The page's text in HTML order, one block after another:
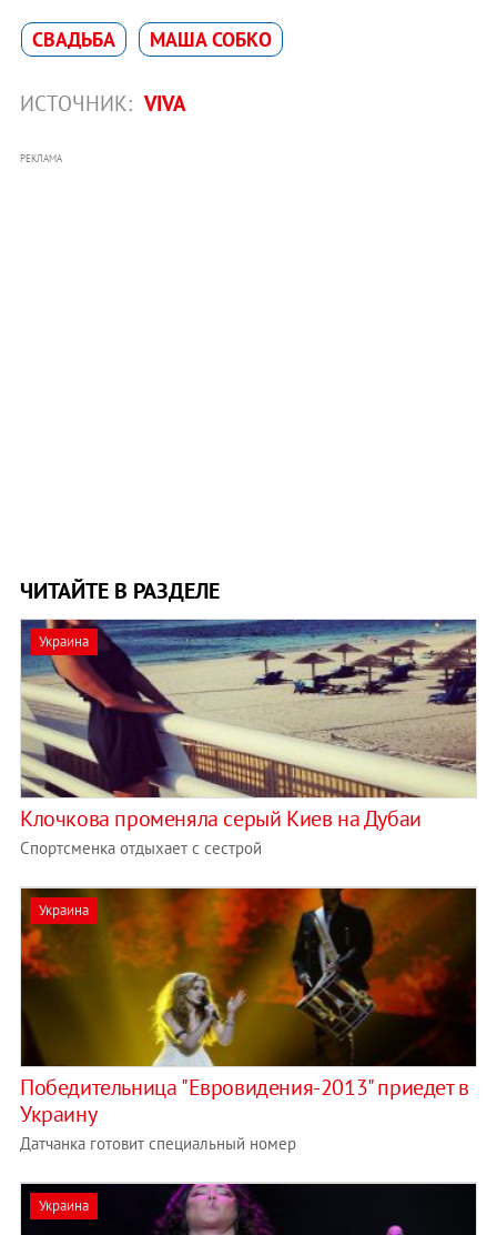
СВАДЬБА МАША СОБКО
ИСТОЧНИК: VIVA
РЕКЛАМА
ЧИТАЙТЕ В РАЗДЕЛЕ
Украина
Клочкова променяла серый Киев на Дубаи
Спортсменка отдыхает с сестрой
Украина
Победительница "Евровидения-2013" приедет в
Украину
Датчанка готовит специальный номер
Украина